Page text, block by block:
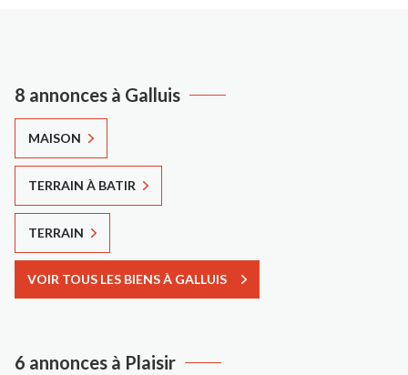
8 annonces à Galluis
MAISON
TERRAIN À BATIR
TERRAIN
VOIR TOUS LES BIENS À GALLUIS
6 annonces à Plaisir